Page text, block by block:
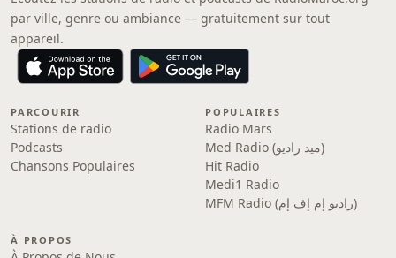
par ville, genre ou ambiance — gratuitement sur tout
appareil.
PARCOURIR
Stations de radio
Podcasts
Chansons Populaires
POPULAIRES
Radio Mars
Med Radio (ميد راديو)
Hit Radio
Medi1 Radio
MFM Radio (راديو إم إف إم)
À PROPOS